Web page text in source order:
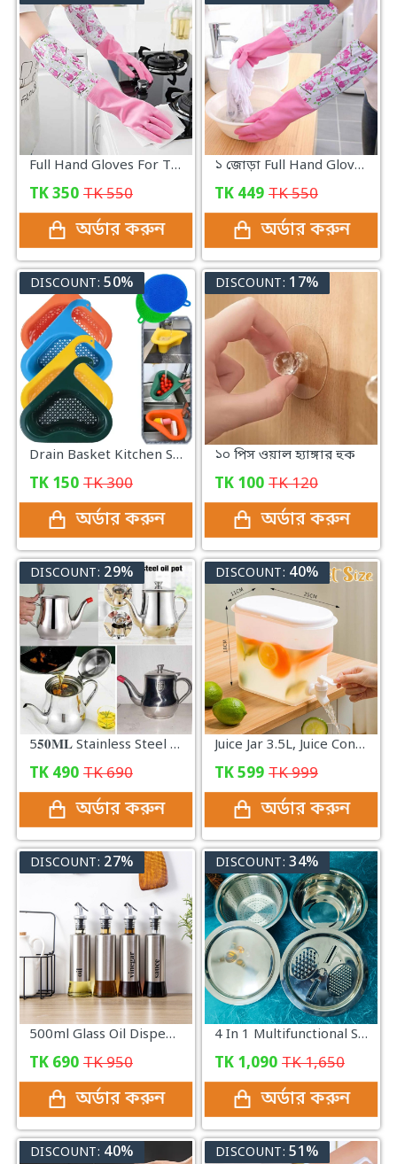
Full Hand Gloves For The Kitchen
TK350 TK550
অর্ডার করুন
১ জোড়া Full Hand Gloves For The Kitchen
TK 449 TK550
অর্ডার করুন
DISCOUNT: 50%
Drain Basket Kitchen Sink Drain
TK 150 TK300
অর্ডার করুন
DISCOUNT: 17%
১০ পিস ওয়াল হ্যাঙ্গার হুক
TK 100 TK120
অর্ডার করুন
DISCOUNT: 29%
5𝟓𝟎𝐌𝐋 Stainless Steel Oil Pot with Strainer
TK 490 TK690
অর্ডার করুন
DISCOUNT: 40%
Juice Jar 3.5L, Juice Container Dispenser with Tap
TK599 TK999
অর্ডার করুন
DISCOUNT: 27%
500ml Glass Oil Dispenser with Steel Cover Seasoning
TK 690 TK950
অর্ডার করুন
DISCOUNT: 34%
4 In 1 Multifunctional Stainless Steel Basin With Vegetable Cutter with Drain Basket
TK 1,090 TK1,650
অর্ডার করুন
DISCOUNT: 40% DISCOUNT: 51%